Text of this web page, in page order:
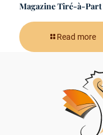
Magazine Tiré-à-Part
Read more